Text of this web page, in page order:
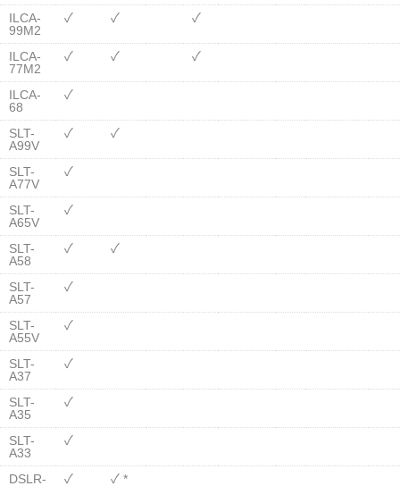
ILCA-
99M2
✓ ✓ ✓
ILCA-
77M2
✓ ✓ ✓
ILCA-
68
✓
SLT-
A99V
✓ ✓
SLT-
A77V
✓
SLT-
A65V
✓
SLT-
A58
✓ ✓
SLT-
A57
✓
SLT-
A55V
✓
SLT-
A37
✓
SLT-
A35
✓
SLT-
A33
✓
DSLR-
✓ ✓ *